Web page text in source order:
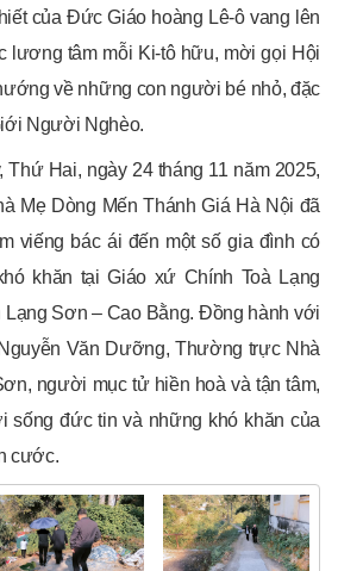
của Đức Giáo hoàng Lê-ô vang lên
lương tâm mỗi Ki-tô hữu, mời gọi Hội
về những con người bé nhỏ, đặc
Người Nghèo.
Hai, ngày 24 tháng 11 năm 2025,
Mẹ Dòng Mến Thánh Giá Hà Nội đã
viếng bác ái đến một số gia đình có
khăn tại Giáo xứ Chính Toà Lạng
Lạng Sơn – Cao Bằng. Đồng hành với
Văn Dưỡng, Thường trực Nhà
người mục tử hiền hoà và tận tâm,
sống đức tin và những khó khăn của
cước.